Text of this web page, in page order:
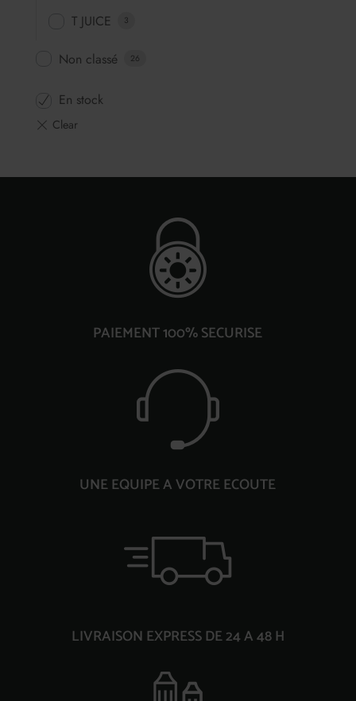
T JUICE 3
Non classé 26
En stock
PAIEMENT 100% SECURISE
UNE EQUIPE A VOTRE ECOUTE
LIVRAISON EXPRESS DE 24 A 48 H